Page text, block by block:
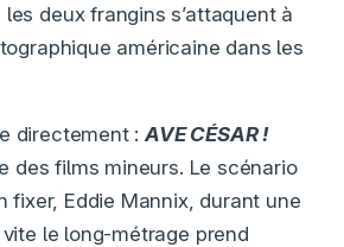
deux frangins s’attaquent à
américaine dans les
directement :AVE CÉSAR !
des films mineurs. Le scénario
fixer, Eddie Mannix, durant une
le long-métrage prend